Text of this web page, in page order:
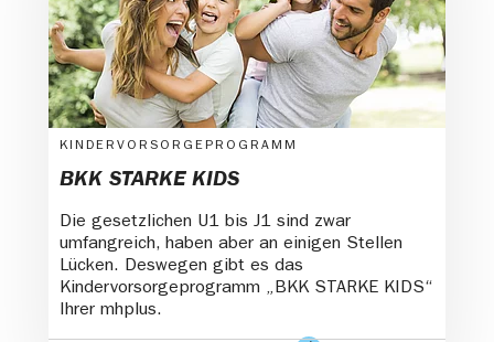
KINDERVORSORGEPROGRAMM
BKK STARKE KIDS
Die gesetzlichen U1 bis J1 sind zwar
umfangreich, haben aber an einigen Stellen
Lücken. Deswegen gibt es das
Kindervorsorgeprogramm „BKK STARKE KIDS“
Ihrer mhplus.